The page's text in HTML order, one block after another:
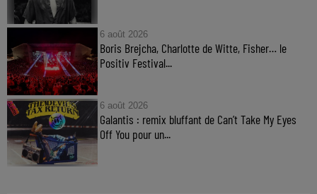
6 août 2026
Boris Brejcha, Charlotte de Witte, Fisher… le
Positiv Festival...
6 août 2026
Galantis : remix bluffant de Can’t Take My Eyes
Off You pour un...